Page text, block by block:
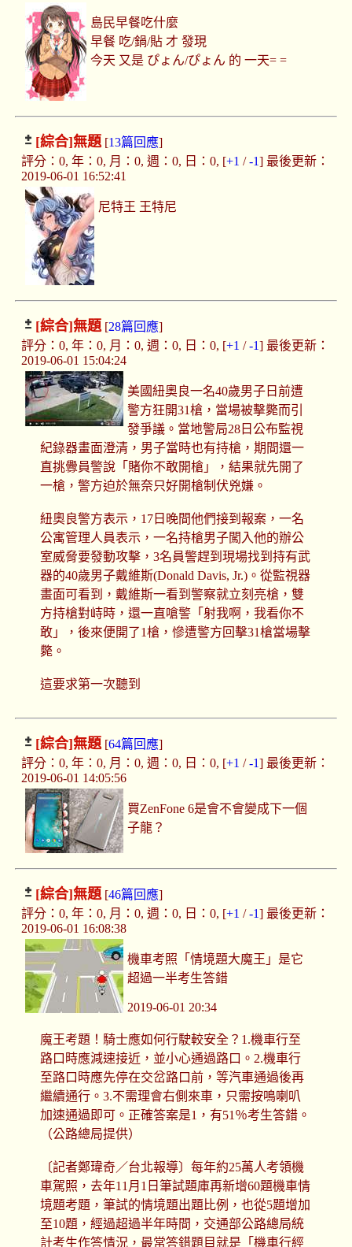
島民早餐吃什麼
早餐 吃/鍋/貼 才 發現
今天 又是 ぴょん/ぴょん 的 一天= =
[綜合]無題[13篇回應]
評分：0, 年：0, 月：0, 週：0, 日：0, [+1 /-1] 最後更新：
2019-06-01 16:52:41
尼特王 王特尼
[綜合]無題[28篇回應]
評分：0, 年：0, 月：0, 週：0, 日：0, [+1 /-1] 最後更新：
2019-06-01 15:04:24
美國紐奧良一名40歲男子日前遭
警方狂開31槍，當場被擊斃而引
發爭議。當地警局28日公布監視
紀錄器畫面澄清，男子當時也有持槍，期間還一
直挑釁員警說「賭你不敢開槍」，結果就先開了
一槍，警方迫於無奈只好開槍制伏兇嫌。
紐奧良警方表示，17日晚間他們接到報案，一名
公寓管理人員表示，一名持槍男子闖入他的辦公
室威脅要發動攻擊，3名員警趕到現場找到持有武
器的40歲男子戴維斯(Donald Davis, Jr.)。從監視器
畫面可看到，戴維斯一看到警察就立刻亮槍，雙
方持槍對峙時，還一直嗆警「射我啊，我看你不
敢」，後來便開了1槍，慘遭警方回擊31槍當場擊
斃。
這要求第一次聽到
[綜合]無題[64篇回應]
評分：0, 年：0, 月：0, 週：0, 日：0, [+1 /-1] 最後更新：
2019-06-01 14:05:56
買ZenFone 6是會不會變成下一個
子龍？
[綜合]無題[46篇回應]
評分：0, 年：0, 月：0, 週：0, 日：0, [+1 /-1] 最後更新：
2019-06-01 16:08:38
機車考照「情境題大魔王」是它
超過一半考生答錯
2019-06-01 20:34
魔王考題！騎士應如何行駛較安全？1.機車行至
路口時應減速接近，並小心通過路口。2.機車行
至路口時應先停在交岔路口前，等汽車通過後再
繼續通行。3.不需理會右側來車，只需按鳴喇叭
加速通過即可。正確答案是1，有51％考生答錯。
（公路總局提供）
〔記者鄭瑋奇／台北報導〕每年約25萬人考領機
車駕照，去年11月1日筆試題庫再新增60題機車情
境題考題，筆試的情境題出題比例，也從5題增加
至10題，經過超過半年時間，交通部公路總局統
計考生作答情況，最常答錯題目就是「機車行經